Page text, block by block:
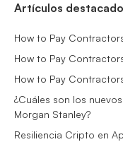
Artículos
How to Pay
How to Pay
How to Pay
¿Cuáles son los
Morgan Stanley?
Resiliencia Cripto en